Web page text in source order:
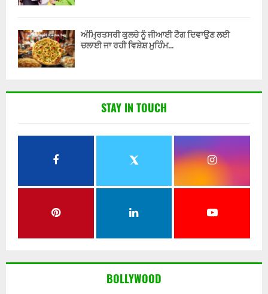
ਅੰਮ੍ਰਿਤਸਰੀ ਕੁਲਚੇ ਨੂੰ ਜੀਆਈ ਟੈਗ ਦਿਵਾਉਣ ਲਈ
ਚਲਾਈ ਜਾ ਰਹੀ ਵਿਸ਼ੇਸ਼ ਮੁਹਿੰਮ...
STAY IN TOUCH
BOLLYWOOD